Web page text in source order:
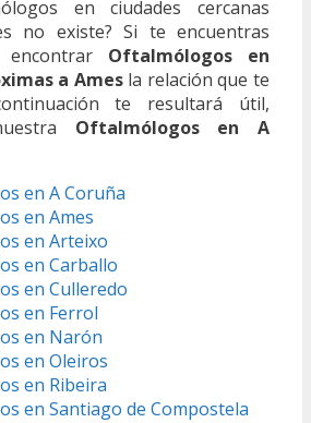
en ciudades cercanas
no existe? Si te encuentras
encontrar Oftalmólogos en
a Amesla relación que te
te resultará útil,
Oftalmólogos en A
en A Coruña
en Ames
en Arteixo
en Carballo
en Culleredo
en Ferrol
en Narón
en Oleiros
en Ribeira
en Santiago de Compostela